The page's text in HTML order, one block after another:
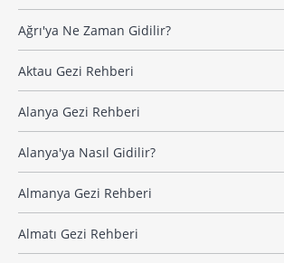
Ağrı'ya Ne Zaman Gidilir?
Aktau Gezi Rehberi
Alanya Gezi Rehberi
Alanya'ya Nasıl Gidilir?
Almanya Gezi Rehberi
Almatı Gezi Rehberi